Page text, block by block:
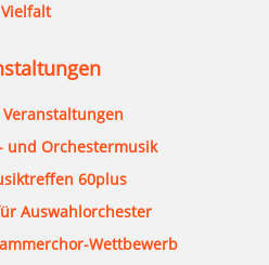
Vielfalt
und Orchestermusik
60plus
Auswahlorchester
Wettbewerb